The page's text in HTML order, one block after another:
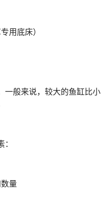
用底床）
一般来说，较大的鱼缸比小
量